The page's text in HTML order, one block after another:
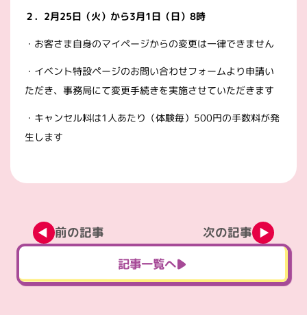
２．2月25日（火）から3月1日（日）8時
・お客さま自身のマイページからの変更は一律できません
・イベント特設ページのお問い合わせフォームより申請い
ただき、事務局にて変更手続きを実施させていただきます
・キャンセル料は1人あたり（体験毎）500円の手数料が発
生します
前の記事
記事一覧へ
次の記事